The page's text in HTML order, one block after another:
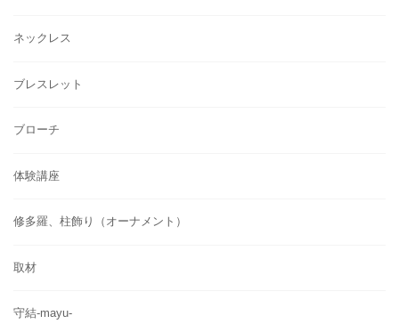
ネックレス
ブレスレット
ブローチ
体験講座
修多羅、柱飾り（オーナメント）
取材
守結-mayu-